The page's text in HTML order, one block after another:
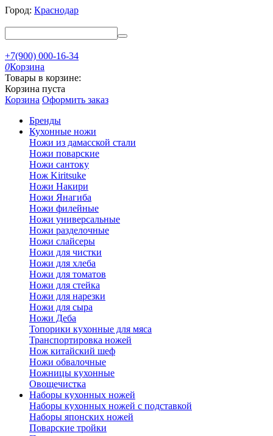
Город: Краснодар
+7(900) 000-16-34
0Корзина
Товары в корзине:
Корзина пуста
Корзина Оформить заказ
Бренды
Кухонные ножи
Ножи из дамасской стали
Ножи поварские
Ножи сантоку
Нож Kiritsuke
Ножи Накири
Ножи Янагиба
Ножи филейные
Ножи универсальные
Ножи разделочные
Ножи слайсеры
Ножи для чистки
Ножи для хлеба
Ножи для томатов
Ножи для стейка
Ножи для нарезки
Ножи для сыра
Ножи Деба
Топорики кухонные для мяса
Транспортировка ножей
Нож китайский шеф
Ножи обвалочные
Ножницы кухонные
Овощечистка
Наборы кухонных ножей
Наборы кухонных ножей с подставкой
Наборы японских ножей
Поварские тройки